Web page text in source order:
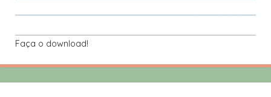
Faça o download!